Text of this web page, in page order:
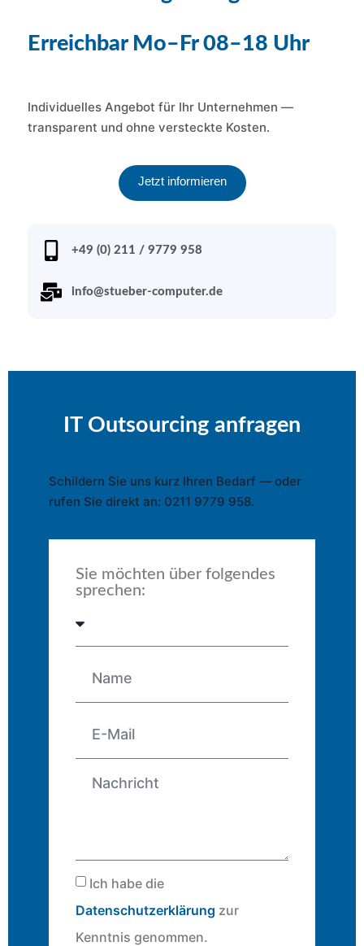
Erreichbar Mo–Fr 08–18 Uhr
Individuelles Angebot für Ihr Unternehmen —
transparent und ohne versteckte Kosten.
Jetzt informieren
+49 (0) 211 / 9779 958
info@stueber-computer.de
IT Outsourcing anfragen
Schildern Sie uns kurz Ihren Bedarf — oder
rufen Sie direkt an: 0211 9779 958.
Sie möchten über folgendes
sprechen:
Ich habe die
Datenschutzerklärung zur
Kenntnis genommen.